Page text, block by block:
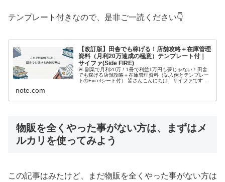
テンプレート付きなので、是非ご一読ください👇
【改訂版】田舎でも稼げる！店舗攻略＋在庫管理
資料（月利20万達成の極意）テンプレート付｜
サイファ(Side FIRE)
🚨 副業で月利20万！1冊で利益1万円も夢じゃない！田舎
でも稼げる店舗攻略＋在庫管理資料（記入例とテンプレー
トのExcelシート付） 皆さんこんにちは サイファです こ
note.com
物販を全くやった事がない方は、まずはメ
ルカリを使ってみよう
この記事はみたけど、まだ物販を全くやった事がない方は